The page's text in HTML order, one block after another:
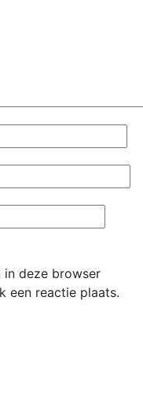
in deze browser
een reactie plaats.